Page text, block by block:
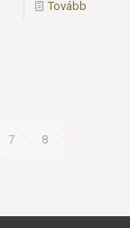
Tovább
7 8